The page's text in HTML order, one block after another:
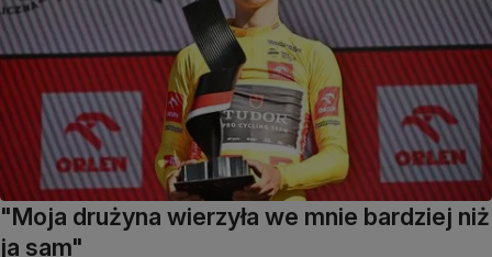
"Moja drużyna wierzyła we mnie bardziej niż
ja sam"